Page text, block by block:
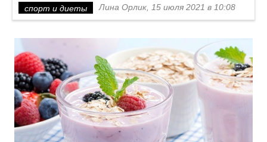
спорт и диеты Лина Орлик, 15 июля 2021 в 10:08